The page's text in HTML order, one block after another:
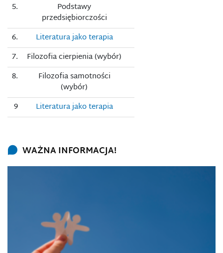
5.
Podstawy
przedsiębiorczości
6.
Literatura jako terapia
7.
Filozofia cierpienia (wybór)
8.
Filozofia samotności
(wybór)
9
Literatura jako terapia
WAŻNA INFORMACJA!